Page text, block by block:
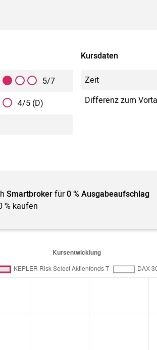
5/7
4/5 (D)
Kursdaten
Zeit
Differenz zum
Smartbrokerfür0 % Ausgabeaufschlag
% kaufen